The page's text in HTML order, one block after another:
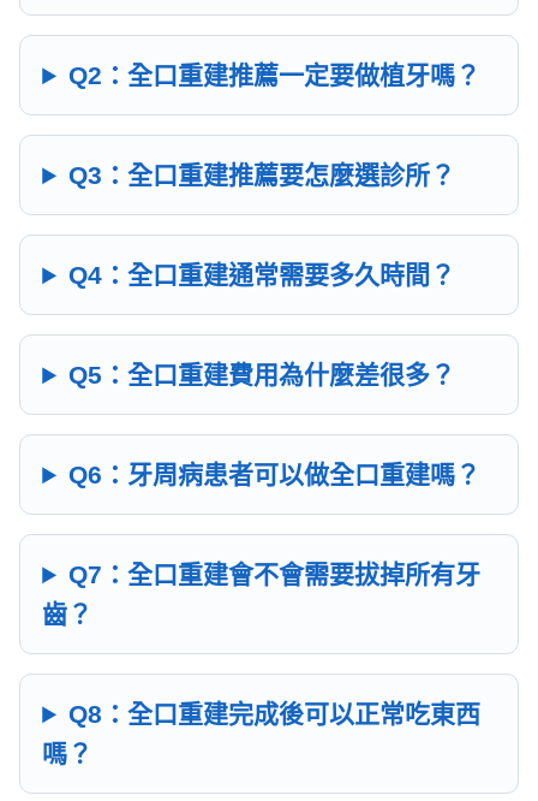
Q2：全口重建推薦一定要做植牙嗎？
Q3：全口重建推薦要怎麼選診所？
Q4：全口重建通常需要多久時間？
Q5：全口重建費用為什麼差很多？
Q6：牙周病患者可以做全口重建嗎？
Q7：全口重建會不會需要拔掉所有牙
齒？
Q8：全口重建完成後可以正常吃東西
嗎？